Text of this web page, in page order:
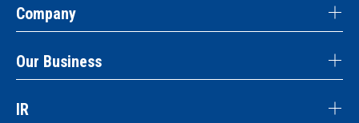
Company
Our Business
IR